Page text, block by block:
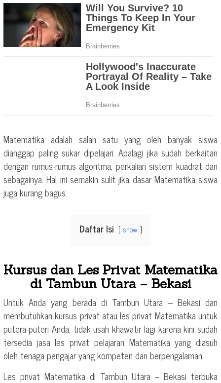
Matematika adalah salah satu yang oleh banyak siswa
dianggap paling sukar dipelajari. Apalagi jika sudah berkaitan
dengan rumus-rumus algoritma, perkalian sistem kuadrat dan
sebagainya. Hal ini semakin sulit jika dasar Matematika siswa
juga kurang bagus.
Daftar Isi show
Kursus dan Les Privat Matematika
di Tambun Utara – Bekasi
Untuk Anda yang berada di Tambun Utara – Bekasi dan
membutuhkan kursus privat atau les privat Matematika untuk
putera-puteri Anda, tidak usah khawatir lagi karena kini sudah
tersedia jasa les privat pelajaran Matematika yang diasuh
oleh tenaga pengajar yang kompeten dan berpengalaman.
Les privat Matematika di Tambun Utara – Bekasi terbuka